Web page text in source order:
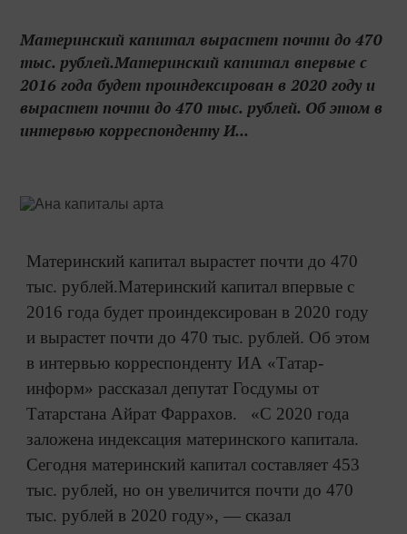
Материнский капитал вырастет почти до 470
тыс. рублей.Материнский капитал впервые с
2016 года будет проиндексирован в 2020 году и
вырастет почти до 470 тыс. рублей. Об этом в
интервью корреспонденту И...
Материнский капитал вырастет почти до 470
тыс. рублей.Материнский капитал впервые с
2016 года будет проиндексирован в 2020 году
и вырастет почти до 470 тыс. рублей. Об этом
в интервью корреспонденту ИА «Татар-
информ» рассказал депутат Госдумы от
Татарстана Айрат Фаррахов. «С 2020 года
заложена индексация материнского капитала.
Сегодня материнский капитал составляет 453
тыс. рублей, но он увеличится почти до 470
тыс. рублей в 2020 году», — сказал